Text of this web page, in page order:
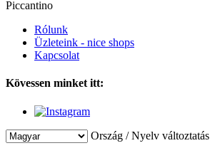
Piccantino
Rólunk
Üzleteink - nice shops
Kapcsolat
Kövessen minket itt:
Ország / Nyelv változtatás